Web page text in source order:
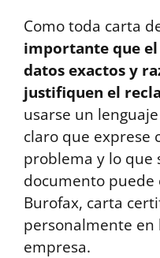
Como toda carta
importante que
datos exactos y
justifiquen el
usarse un
claro que exprese
problema y lo que
documento puede
Burofax, carta
personalmente en
empresa.